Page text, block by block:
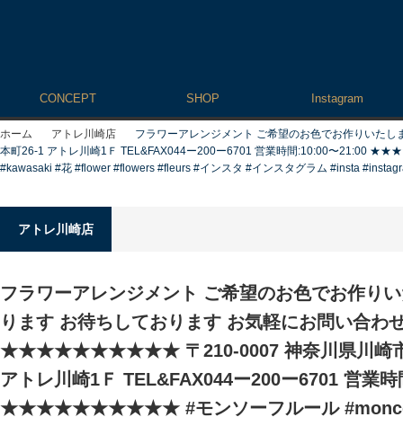
CONCEPT SHOP Instagram
ホーム アトレ川崎店
フラワーアレンジメント ご希望のお色でお作りい
本町26-1 アトレ川崎1Ｆ TEL&FAX044ー200ー6701 営業時間:10:00〜21:00
#kawasaki #花 #flower #flowers #fleurs #インスタ #インスタグラム #insta
アトレ川崎店
フラワーアレンジメント ご希望のお色でお作り
ります お待ちしております️ お気軽にお問い合わ
★★★★★★★★★★ 〒210-0007 神奈川県川崎市
アトレ川崎1Ｆ TEL&FAX044ー200ー6701 営業
★★★★★★★★★★ #モンソーフルール